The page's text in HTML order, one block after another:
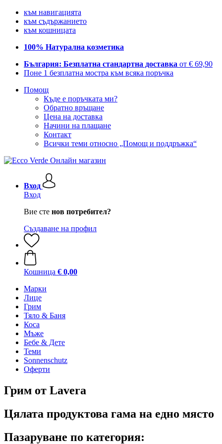
към навигацията
към съдържанието
към кошницата
100% Натурална козметика
България: Безплатна стандартна доставка от € 69,90
Поне 1 безплатна мостра към всяка поръчка
Помощ
Къде е поръчката ми?
Обратно връщане
Цена на доставка
Начини на плащане
Контакт
Всички теми относно „Помощ и поддръжка“
Вход
Вход
Вие сте нов потребител?
Създаване на профил
Кошница € 0,00
Марки
Лице
Грим
Тяло & Баня
Коса
Мъже
Бебе & Дете
Теми
Sonnenschutz
Оферти
Грим от Lavera
Цялата продуктова гама на едно място
Пазаруване по категория: